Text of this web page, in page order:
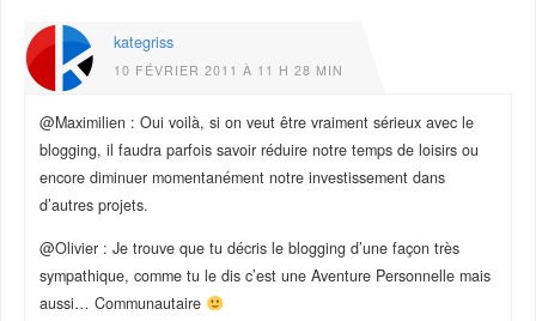
kategriss
10 FÉVRIER 2011 À 11 H 28 MIN
@Maximilien : Oui voilà, si on veut être vraiment sérieux avec le
blogging, il faudra parfois savoir réduire notre temps de loisirs ou
encore diminuer momentanément notre investissement dans
d’autres projets.
@Olivier : Je trouve que tu décris le blogging d’une façon très
sympathique, comme tu le dis c’est une Aventure Personnelle mais
aussi… Communautaire